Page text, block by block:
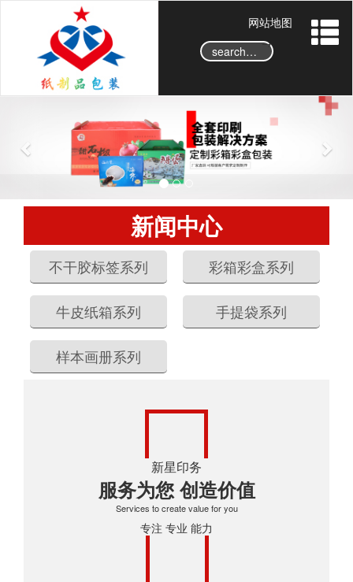
网站地图
→
e
N
x
新闻中心
不干胶标签系列 彩箱彩盒系列
牛皮纸箱系列 手提袋系列
样本画册系列
新星印务
服务为您 创造价值
Services to create value for you
专注 专业 能力